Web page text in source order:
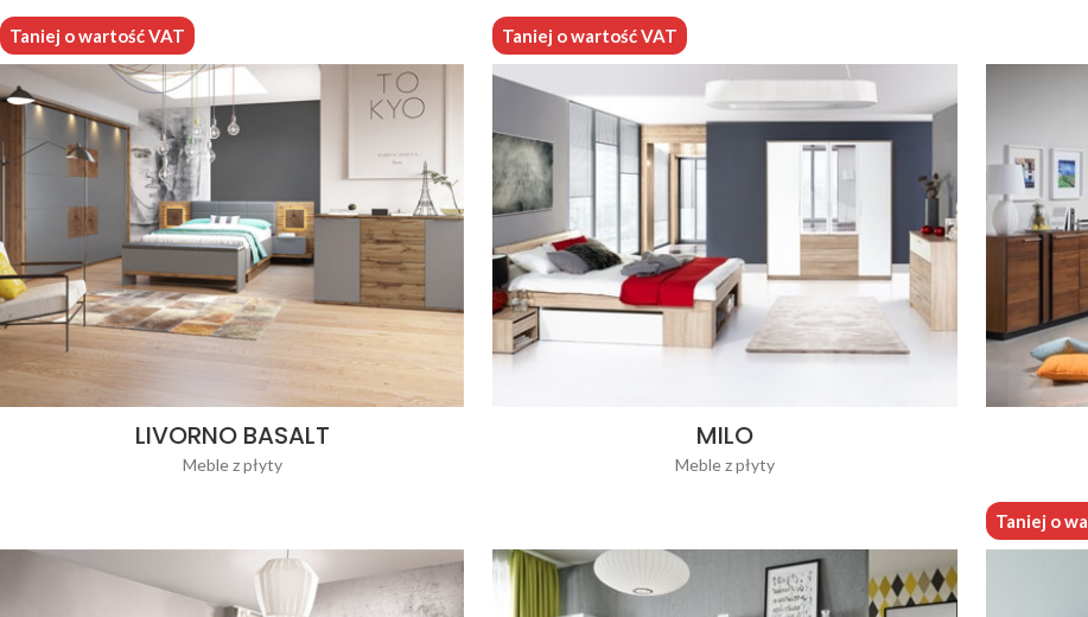
Taniej o wartość VAT
LIVORNO BASALT
Meble z płyty
Taniej o wartość VAT
MILO
Meble z płyty
Taniej o